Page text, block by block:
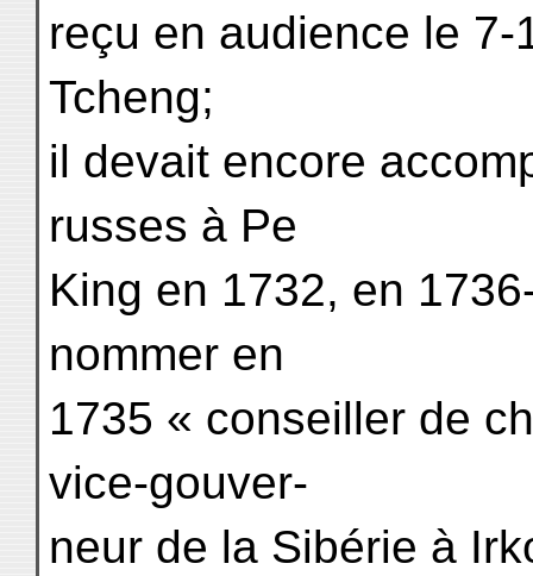
reçu en audience le
Tcheng;
il devait encore
russes à Pe
King en 1732, en
nommer en
1735 « conseiller de
vice-gouver-
neur de la Sibérie à